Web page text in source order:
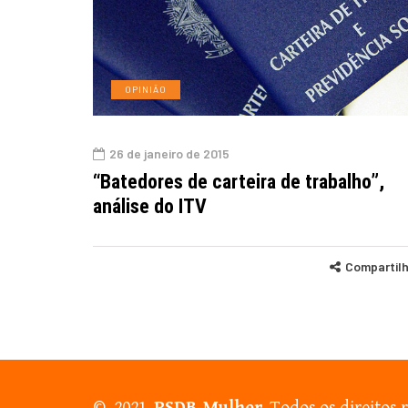
OPINIÃO
26 de janeiro de 2015
“Batedores de carteira de trabalho”,
análise do ITV